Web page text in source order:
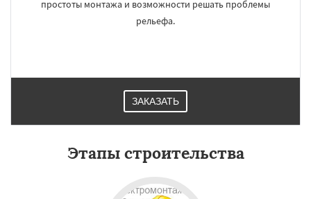
простоты монтажа и возможности решать проблемы
рельефа.
ЗАКАЗАТЬ
Этапы строительства